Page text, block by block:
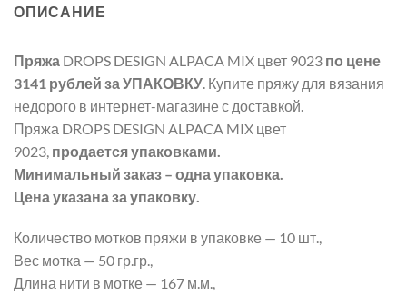
ОПИСАНИЕ
Пряжа DROPS DESIGN ALPACA MIX цвет 9023 по цене
3141 рублей за УПАКОВКУ . Купите пряжу для вязания
недорого в интернет-магазине с доставкой.
Пряжа DROPS DESIGN ALPACA MIX цвет
9023, продается упаковками.
Минимальный заказ – одна упаковка.
Цена указана за упаковку.
Количество мотков пряжи в упаковке — 10 шт.,
Вес мотка — 50 гр.гр.,
Длина нити в мотке — 167 м.м.,